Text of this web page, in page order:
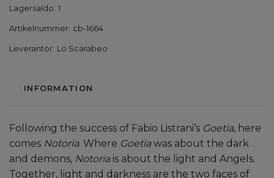
Lagersaldo: 1
Artikelnummer: cb-1664
Leverantör: Lo Scarabeo
INFORMATION
Following the success of Fabio Listrani’s Goetia, here
comes Notoria. Where Goetia was about the dark
and demons, Notoria is about the light and Angels.
Together, light and darkness are the two faces of